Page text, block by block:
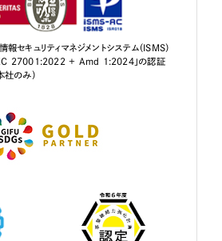
報セキュリティマネジメントシステム（ISMS）
27001:2022 + Amd 1:2024」の認証
社のみ）